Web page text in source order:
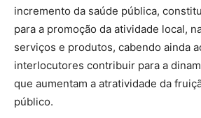
incremento da saúde pública,
para a promoção da atividade local,
serviços e produtos, cabendo ainda
interlocutores contribuir para a
que aumentam a atratividade da
público.